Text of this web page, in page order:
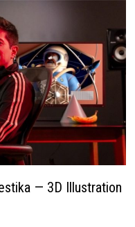
— 3D Illustration